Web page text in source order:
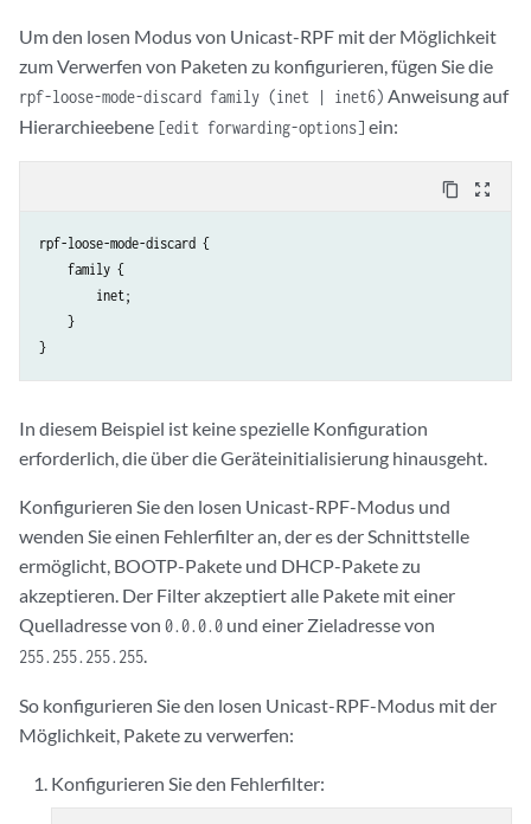
Um den losen Modus von Unicast-RPF mit der Möglichkeit
zum Verwerfen von Paketen zu konfigurieren, fügen Sie die
rpf-loose-mode-discard family (inet | inet6) Anweisung auf
Hierarchieebene [edit forwarding-options] ein:
content_copy zoom_out_map
rpf-loose-mode-discard {
    family {
        inet;
    }
In diesem Beispiel ist keine spezielle Konfiguration
erforderlich, die über die Geräteinitialisierung hinausgeht.
Konfigurieren Sie den losen Unicast-RPF-Modus und
wenden Sie einen Fehlerfilter an, der es der Schnittstelle
ermöglicht, BOOTP-Pakete und DHCP-Pakete zu
akzeptieren. Der Filter akzeptiert alle Pakete mit einer
Quelladresse von 0.0.0.0 und einer Zieladresse von
255.255.255.255
So konfigurieren Sie den losen Unicast-RPF-Modus mit der
Möglichkeit, Pakete zu verwerfen:
Konfigurieren Sie den Fehlerfilter: